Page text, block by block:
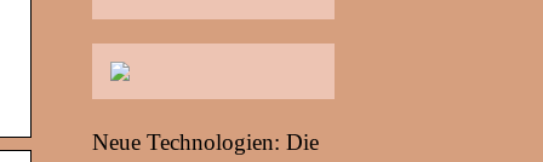
Neue Technologien: Die